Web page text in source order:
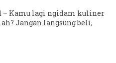
– Kamu lagi ngidam kuliner
Jangan langsung beli,